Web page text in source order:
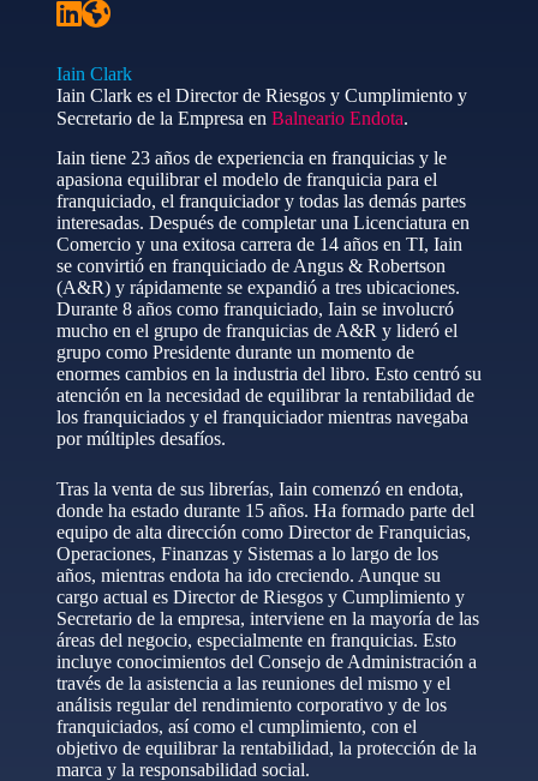
Iain Clark
Iain Clark es el Director de Riesgos y Cumplimiento y
Secretario de la Empresa en Balneario Endota.
Iain tiene 23 años de experiencia en franquicias y le
apasiona equilibrar el modelo de franquicia para el
franquiciado, el franquiciador y todas las demás partes
interesadas. Después de completar una Licenciatura en
Comercio y una exitosa carrera de 14 años en TI, Iain
se convirtió en franquiciado de Angus & Robertson
(A&R) y rápidamente se expandió a tres ubicaciones.
Durante 8 años como franquiciado, Iain se involucró
mucho en el grupo de franquicias de A&R y lideró el
grupo como Presidente durante un momento de
enormes cambios en la industria del libro. Esto centró su
atención en la necesidad de equilibrar la rentabilidad de
los franquiciados y el franquiciador mientras navegaba
por múltiples desafíos.
Tras la venta de sus librerías, Iain comenzó en endota,
donde ha estado durante 15 años. Ha formado parte del
equipo de alta dirección como Director de Franquicias,
Operaciones, Finanzas y Sistemas a lo largo de los
años, mientras endota ha ido creciendo. Aunque su
cargo actual es Director de Riesgos y Cumplimiento y
Secretario de la empresa, interviene en la mayoría de las
áreas del negocio, especialmente en franquicias. Esto
incluye conocimientos del Consejo de Administración a
través de la asistencia a las reuniones del mismo y el
análisis regular del rendimiento corporativo y de los
franquiciados, así como el cumplimiento, con el
objetivo de equilibrar la rentabilidad, la protección de la
marca y la responsabilidad social.